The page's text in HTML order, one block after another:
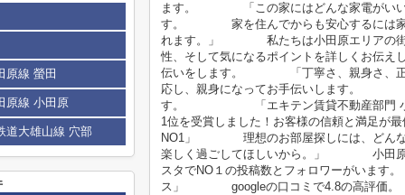
ます。 「この家にはどんな家電がい
す。 家を住んでからも安心するには家
れます。」 私たちは小田原エリアの
性、そして気になるポイントを詳しくお
伝いをします。 「丁寧さ、親身さ、
応し、親身になってお手伝いします。 正
す。 「エキテン賃貸不動産部門 小
1位を受賞しました！お客様の信頼と満
NO1」 理想のお部屋探しには、どん
楽しく過ごしてほしいから。」 小田原の
スタでNO１の投稿数とフォロワーがいま
ス」 googleの口コミで4.8の高評価。
原線 螢田
原線 小田原
道大雄山線 穴部